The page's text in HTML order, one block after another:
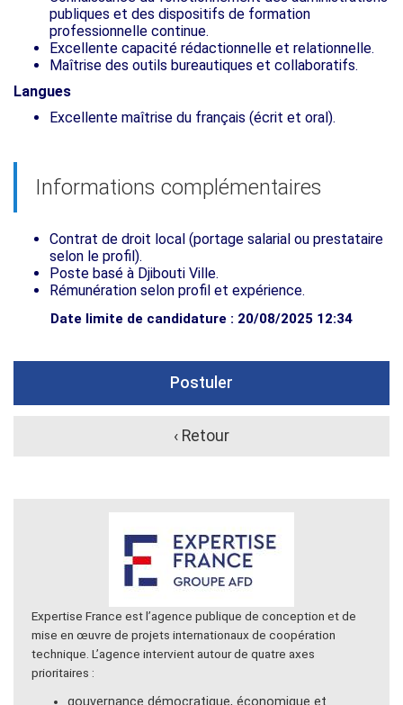
publiques et des dispositifs de formation
professionnelle continue.
Excellente capacité rédactionnelle et relationnelle.
Maîtrise des outils bureautiques et collaboratifs.
Langues
Excellente maîtrise du français (écrit et oral).
Informations complémentaires
Contrat de droit local (portage salarial ou prestataire
selon le profil).
Poste basé à Djibouti Ville.
Rémunération selon profil et expérience.
Date limite de candidature : 20/08/2025 12:34
Postuler
‹ Retour
Expertise France est l’agence publique de conception et de
mise en œuvre de projets internationaux de coopération
technique. L’agence intervient autour de quatre axes
prioritaires :
gouvernance démocratique, économique et